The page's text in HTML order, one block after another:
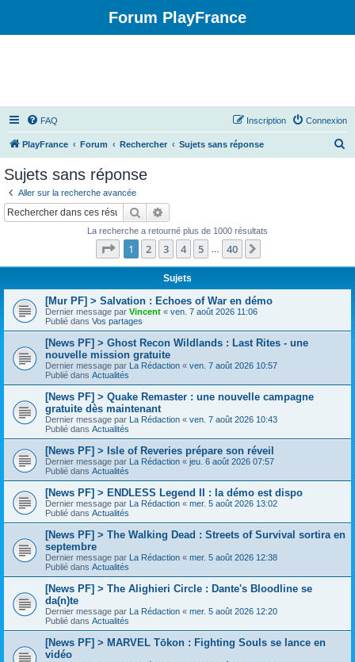
Forum PlayFrance
FAQ Connexion
Inscription
PlayFrance Forum Rechercher Sujets sans réponse
Sujets sans réponse
Aller sur la recherche avancée
Rechercher
La recherche a retourné plus de 1000 résultats
Page 1sur40
1 2 3 4 5 40
Sujets
[Mur PF] > Salvation : Echoes of War en démo
Dernier message par Vincent « ven. 7 août 2026 11:06
Publié dans Vos partages
[News PF] > Ghost Recon Wildlands : Last Rites - une
nouvelle mission gratuite
Dernier message par La Rédaction « ven. 7 août 2026 10:57
Publié dans Actualités
[News PF] > Quake Remaster : une nouvelle campagne
gratuite dès maintenant
Dernier message par La Rédaction « ven. 7 août 2026 10:43
Publié dans Actualités
[News PF] > Isle of Reveries prépare son réveil
Dernier message par La Rédaction « jeu. 6 août 2026 07:57
Publié dans Actualités
[News PF] > ENDLESS Legend II : la démo est dispo
Dernier message par La Rédaction « mer. 5 août 2026 13:02
Publié dans Actualités
[News PF] > The Walking Dead : Streets of Survival sortira en
septembre
Dernier message par La Rédaction « mer. 5 août 2026 12:38
Publié dans Actualités
[News PF] > The Alighieri Circle : Dante's Bloodline se
da(n)te
Dernier message par La Rédaction « mer. 5 août 2026 12:20
Publié dans Actualités
[News PF] > MARVEL Tōkon : Fighting Souls se lance en
vidéo